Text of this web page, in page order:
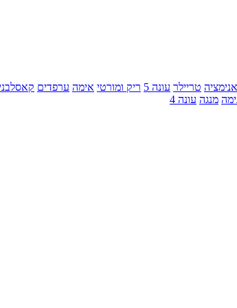
אנימציה טריילר עונה 5 ריק ומורטי אימה ערפדים
מנגה עונה 4